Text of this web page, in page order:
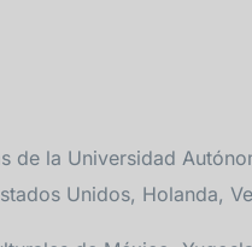
la Universidad
Unidos, Holanda,